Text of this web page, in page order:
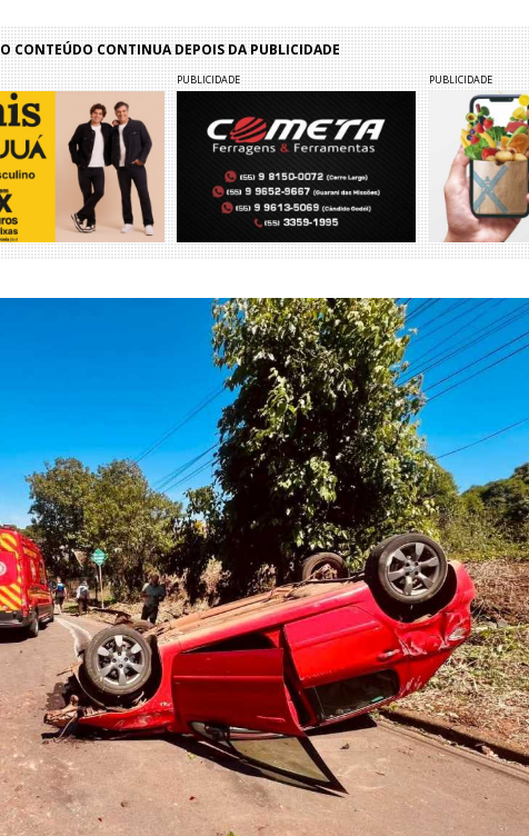
O CONTEÚDO CONTINUA DEPOIS DA PUBLICIDADE
PUBLICIDADE PUBLICIDADE